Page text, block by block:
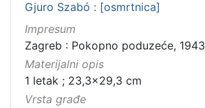
Gjuro Szabó : [osmrtnica]
Impresum
Zagreb : Pokopno poduzeće, 1943
Materijalni opis
1 letak ; 23,3x29,3 cm
Vrsta građe